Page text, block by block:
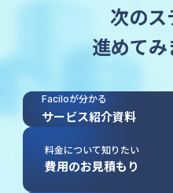
次のス
進めてみ
Faciloが分かる
サービス紹介資料
料金について知りたい
費用のお見積もり